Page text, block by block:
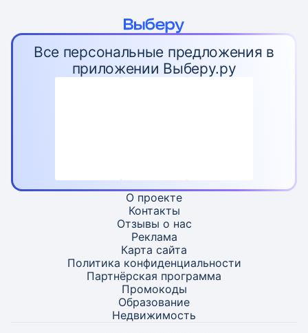
Все персональные предложения в
приложении Выберу.ру
О проекте
Контакты
Отзывы о нас
Реклама
Карта сайта
Политика конфиденциальности
Партнёрская программа
Промокоды
Образование
Недвижимость